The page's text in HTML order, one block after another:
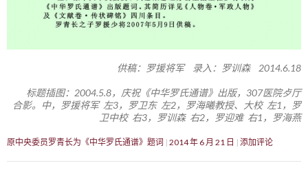
供稿：罗援将军 录入：罗训森 2014.6.18
标题插图：2004.5.8，庆祝《中华罗氏通谱》出版，307医院歺厅
合影。中，罗援将军 左3，罗卫东 左2，罗海曦教授、大校 左1，罗
卫中校 右3，罗训森 右2，罗迎难 右1，罗海燕
原中央委员罗青长为《中华罗氏通谱》题词 2014 年 6 月 21 日 添加评论